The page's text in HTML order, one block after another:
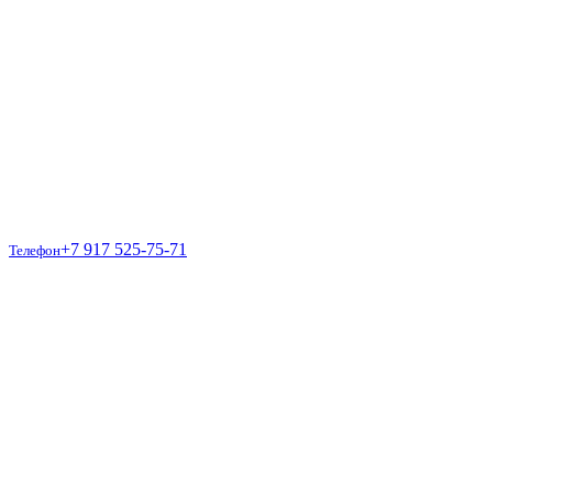
Телефон
Телефон+7 917 525-75-71